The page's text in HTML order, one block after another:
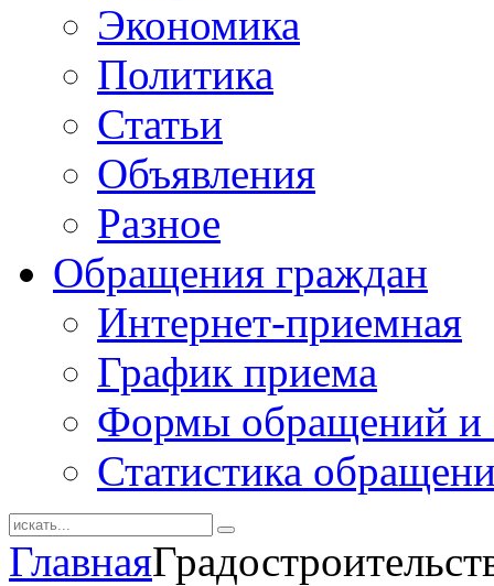
Экономика
Политика
Статьи
Объявления
Разное
Обращения граждан
Интернет-приемная
График приема
Формы обращений и
Статистика
Главная